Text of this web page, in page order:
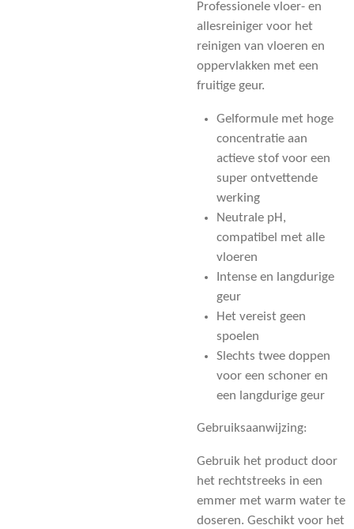
Professionele vloer- en
allesreiniger voor het
reinigen van vloeren en
oppervlakken met een
fruitige geur.
Gelformule met hoge
concentratie aan
actieve stof voor een
super ontvettende
werking
Neutrale pH,
compatibel met alle
vloeren
Intense en langdurige
geur
Het vereist geen
spoelen
Slechts twee doppen
voor een schoner en
een langdurige geur
Gebruiksaanwijzing:
Gebruik het product door
het rechtstreeks in een
emmer met warm water te
doseren. Geschikt voor het